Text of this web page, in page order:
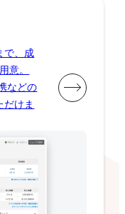
で、成
意。
などの
だけま